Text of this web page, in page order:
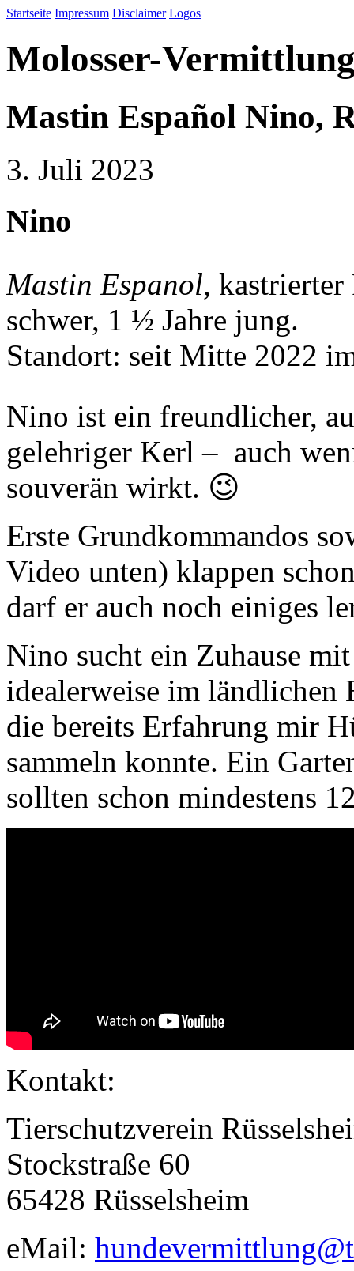
Startseite Impressum Disclaimer Logos
Molosser-
Mastin Español Nino,
3. Juli 2023
Nino
Mastin Espanol,
schwer, 1 ½ Jahre jung.
Standort: seit Mitte 2022
Nino ist ein freundlicher,
gelehriger Kerl – auch
souverän wirkt. 😉
Erste Grundkommandos
Video unten) klappen
darf er auch noch einiges
Nino sucht ein Zuhause
idealerweise im ländlichen
die bereits Erfahrung mir
sammeln konnte. Ein
sollten schon mindestens
Kontakt:
Tierschutzverein
Stockstraße 60
65428 Rüsselsheim
eMail: